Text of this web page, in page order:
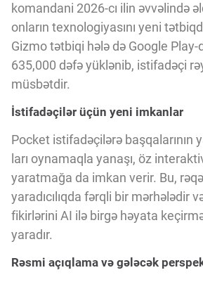
Vizyoner Baxışı
Innovasiya Bələdçisi
Gələcəyin Təhlili
Podkastlar
komandani 2026-cı ilin əvvəlində
onların texnologiyasını yeni
Gizmo tətbiqi hələ də Google
635,000 dəfə yüklənib, istifadəçi
müsbətdir.
İstifadəçilər üçün yeni imkanlar
Pocket istifadəçilərə başqalarının
ları oynamaqla yanaşı, öz
yaratmağa da imkan verir. Bu,
yaradıcılıqda fərqli bir mərhələdir
fikirlərini AI ilə birgə həyata
yaradır.
Rəsmi açıqlama və gələcək